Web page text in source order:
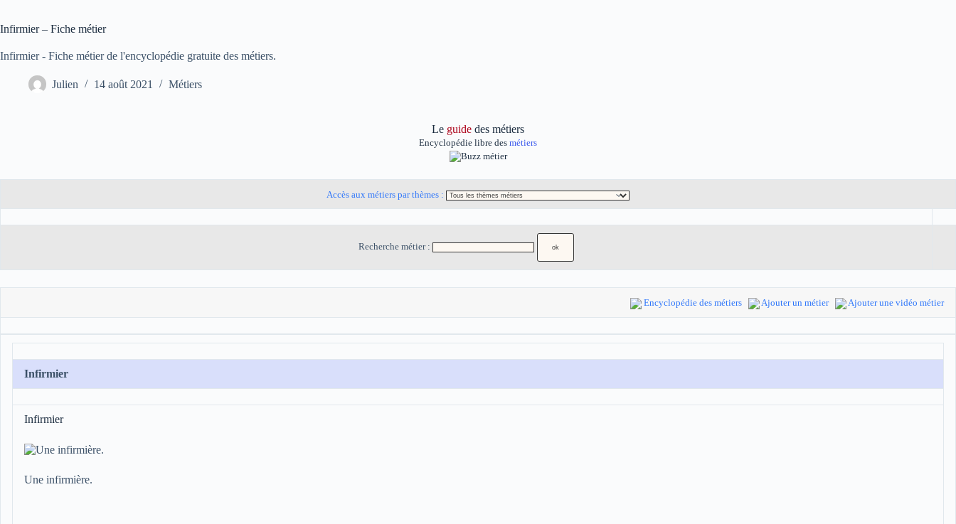
Infirmier – Fiche métier
Infirmier - Fiche métier de l'encyclopédie gratuite des métiers.
Julien 14 août 2021 Métiers
Le guide des métiers
Encyclopédie libre des métiers
Accès aux métiers par thèmes :
Recherche métier :
Encyclopédie des métiers Ajouter un métier Ajouter une vidéo métier
Infirmier
Infirmier
Une infirmière.